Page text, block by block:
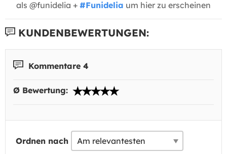
als @funidelia + #Funidelia um hier zu erscheinen
KUNDENBEWERTUNGEN:
Kommentare 4
Ø Bewertung:
Ordnen nach